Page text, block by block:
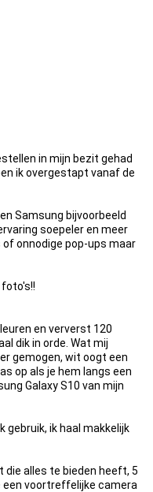
in mijn bezit gehad
ik overgestapt vanaf de
Samsung bijvoorbeeld
soepeler en meer
onnodige pop-ups maar
en ververst 120
dik in orde. Wat mij
gemogen, wit oogt een
op als je hem langs een
Galaxy S10 van mijn
gebruik, ik haal makkelijk
die alles te bieden heeft, 5
voortreffelijke camera